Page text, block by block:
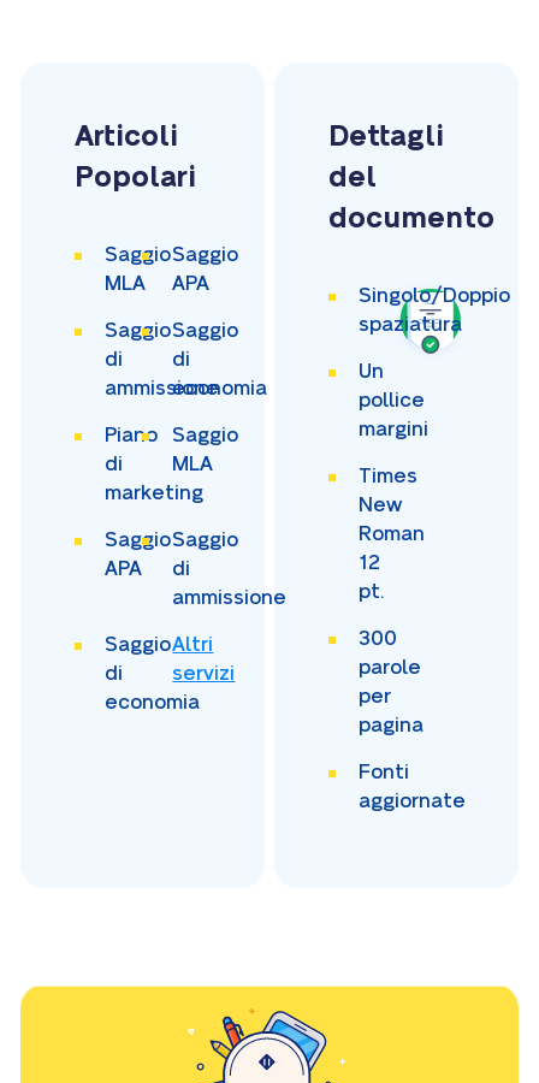
Articoli
Popolari
Saggio
MLA
Saggio
APA
Saggio
di
ammissione
Saggio
di
economia
Piano
di
marketing
Saggio
MLA
Saggio
APA
Saggio
di
ammissione
Saggio
di
economia
Altri
servizi
Dettagli
del
documento
Singolo/Doppio
spaziatura
Un
pollice
margini
Times
New
Roman
12
pt.
300
parole
per
pagina
Fonti
aggiornate